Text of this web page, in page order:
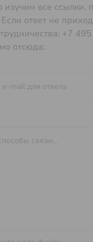
все ссылки,
ответ не
+7
отсюда: